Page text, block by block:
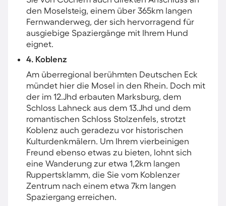
den Moselsteig, einem über 365km langen
Fernwanderweg, der sich hervorragend für
ausgiebige Spaziergänge mit Ihrem Hund
eignet.
4. Koblenz
Am überregional berühmten Deutschen Eck
mündet hier die Mosel in den Rhein. Doch mit
der im 12.Jhd erbauten Marksburg, dem
Schloss Lahneck aus dem 13.Jhd und dem
romantischen Schloss Stolzenfels, strotzt
Koblenz auch geradezu vor historischen
Kulturdenkmälern. Um Ihrem vierbeinigen
Freund ebenso etwas zu bieten, lohnt sich
eine Wanderung zur etwa 1,2km langen
Ruppertsklamm, die Sie vom Koblenzer
Zentrum nach einem etwa 7km langen
Spaziergang erreichen.